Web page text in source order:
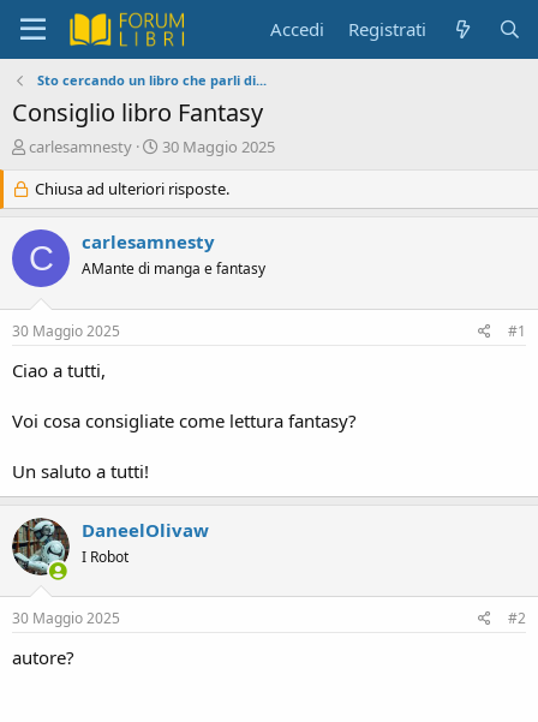
Accedi Registrati
Sto cercando un libro che parli di...
Consiglio libro Fantasy
C
e
a
t
o
i
c
s
i
o
n
e
carlesamnesty
D
t
a
i
i
30 Maggio 2025
Chiusa ad ulteriori risposte.
C carlesamnesty
AMante di manga e fantasy
30 Maggio 2025 #1
Ciao a tutti,
Voi cosa consigliate come lettura fantasy?
Un saluto a tutti!
DaneelOlivaw
I Robot
30 Maggio 2025 #2
autore?